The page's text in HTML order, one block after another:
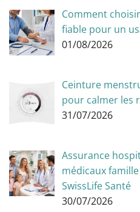
Comment
fiable pour un
01/08/2026
Ceinture
pour calmer les
31/07/2026
Assurance
médicaux
SwissLife Santé
30/07/2026